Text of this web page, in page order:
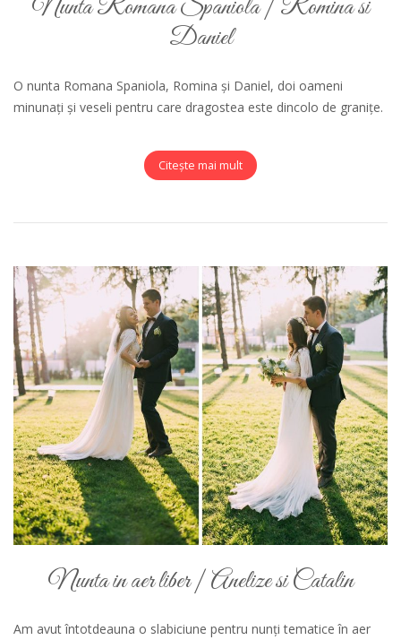
Nunta Romana Spaniola | Romina si
Daniel
O nunta Romana Spaniola, Romina și Daniel, doi oameni
minunați și veseli pentru care dragostea este dincolo de granițe.
Citește mai mult
Nunta in aer liber | Anelize si Catalin
Am avut întotdeauna o slabiciune pentru nunți tematice în aer